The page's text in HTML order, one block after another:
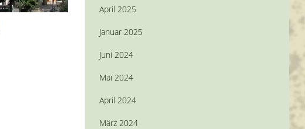
April 2025
Januar 2025
Juni 2024
Mai 2024
April 2024
März 2024